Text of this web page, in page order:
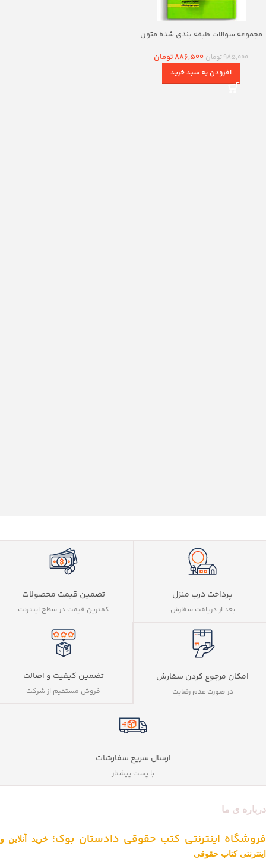
مجموعه سوالات طبقه بندی شده متون
985,000تومان886,500تومان
افزودن به سبد خرید
پرداخت درب منزل
بعد از دریافت سفارش
تضمین قیمت محصولات
کمترین قیمت در سطح اینترنت
امکان مرجوع کردن سفارش
در صورت عدم رضایت
تضمین کیفیت و اصالت
فروش مستقیم از شرکت
ارسال سریع سفارشات
با پست پیشتاز
درباره ی ما
فروشگاه اینترنتی کتب حقوقی دادستان بوک؛خرید آنلاین و
اینترنتی کتاب حقوقی